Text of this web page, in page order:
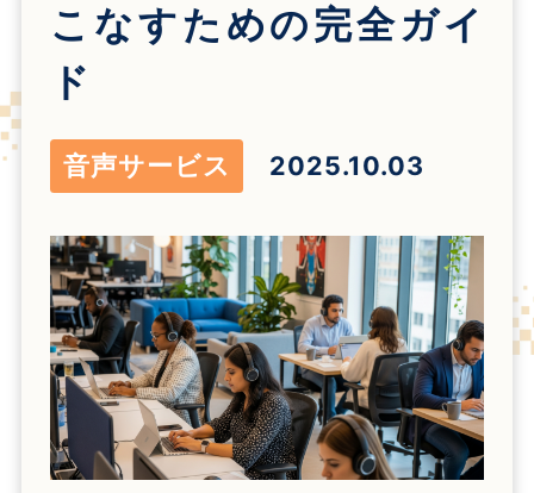
こなすための完全ガイ
ド
音声サービス 2025.10.03